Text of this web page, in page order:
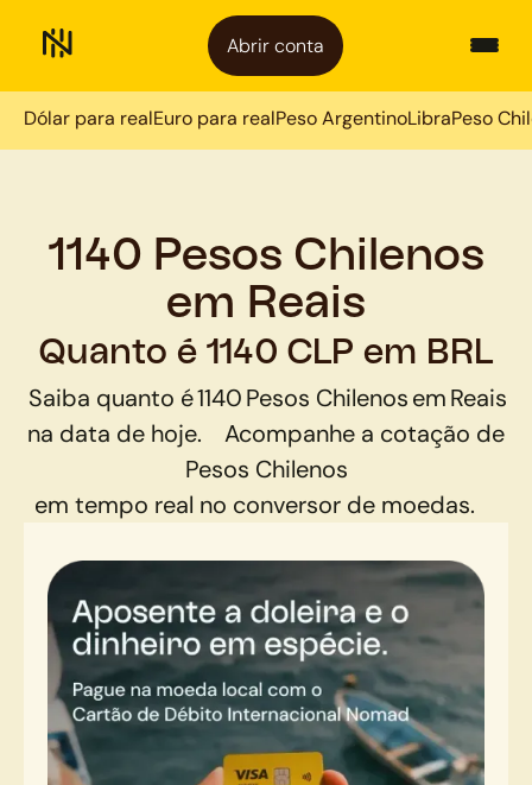
Abrir conta
Dólar para realEuro para realPeso ArgentinoLibraPeso
1140 Pesos Chilenos
em Reais
Quanto é 1140 CLP em BRL
Saiba quanto é1140Pesos ChilenosemReais
na data de hoje.
Acompanhe a cotação de
Pesos Chilenos
em tempo real no conversor de moedas.